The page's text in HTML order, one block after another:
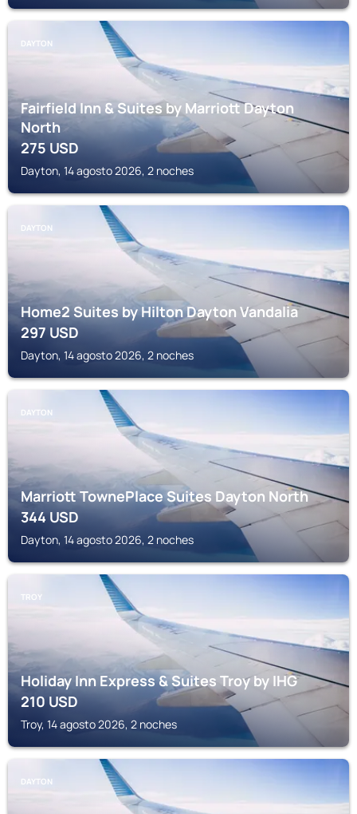
DAYTON
Fairfield Inn & Suites by Marriott Dayton
North
275USD
Dayton, 14 agosto 2026, 2 noches
DAYTON
Home2 Suites by Hilton Dayton Vandalia
297USD
Dayton, 14 agosto 2026, 2 noches
DAYTON
Marriott TownePlace Suites Dayton North
344USD
Dayton, 14 agosto 2026, 2 noches
TROY
Holiday Inn Express & Suites Troy by IHG
210USD
Troy, 14 agosto 2026, 2 noches
DAYTON